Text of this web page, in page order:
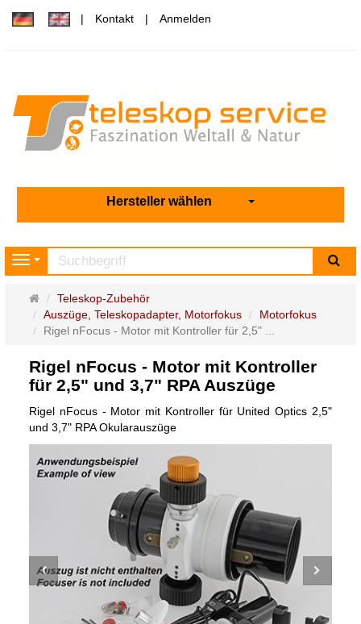
Kontakt Anmelden
Hersteller wählen
Navigation
Startseite
Teleskop-Zubehör
Auszüge, Teleskopadapter, Motorfokus
Motorfokus
Rigel nFocus - Motor mit Kontroller für 2,5" ...
Rigel nFocus - Motor mit Kontroller
für 2,5" und 3,7" RPA Auszüge
Rigel nFocus - Motor mit Kontroller für United Optics 2,5"
und 3,7" RPA Okularauszüge